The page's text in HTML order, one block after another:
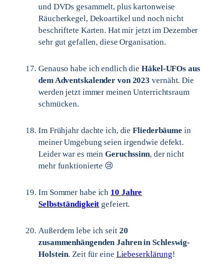
und DVDs gesammelt, plus kartonweise
Räucherkegel, Dekoartikel und noch nicht
beschriftete Karten. Hat mir jetzt im Dezember
sehr gut gefallen, diese Organisation.
Genauso habe ich endlich dieHäkel-UFOs aus
dem Adventskalender von 2023 vernäht. Die
werden jetzt immer meinen Unterrichtsraum
schmücken.
Im Frühjahr dachte ich, dieFliederbäume in
meiner Umgebung seien irgendwie defekt.
Leider war es meinGeruchssinn, der nicht
mehr funktionierte 😢
Im Sommer habe ich 10 Jahre
Selbstständigkeit gefeiert.
Außerdem lebe ich seit 20
zusammenhängenden Jahren in Schleswig-
Holstein. Zeit für eine Liebeserklärung!